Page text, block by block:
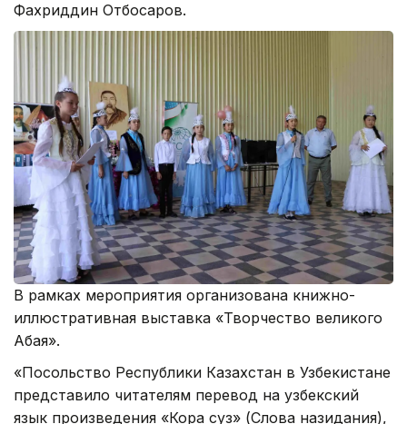
Фахриддин Отбосаров.
В рамках мероприятия организована книжно-
иллюстративная выставка «Творчество великого
Абая».
«Посольство Республики Казахстан в Узбекистане
представило читателям перевод на узбекский
язык произведения «Кора суз» (Слова назидания),